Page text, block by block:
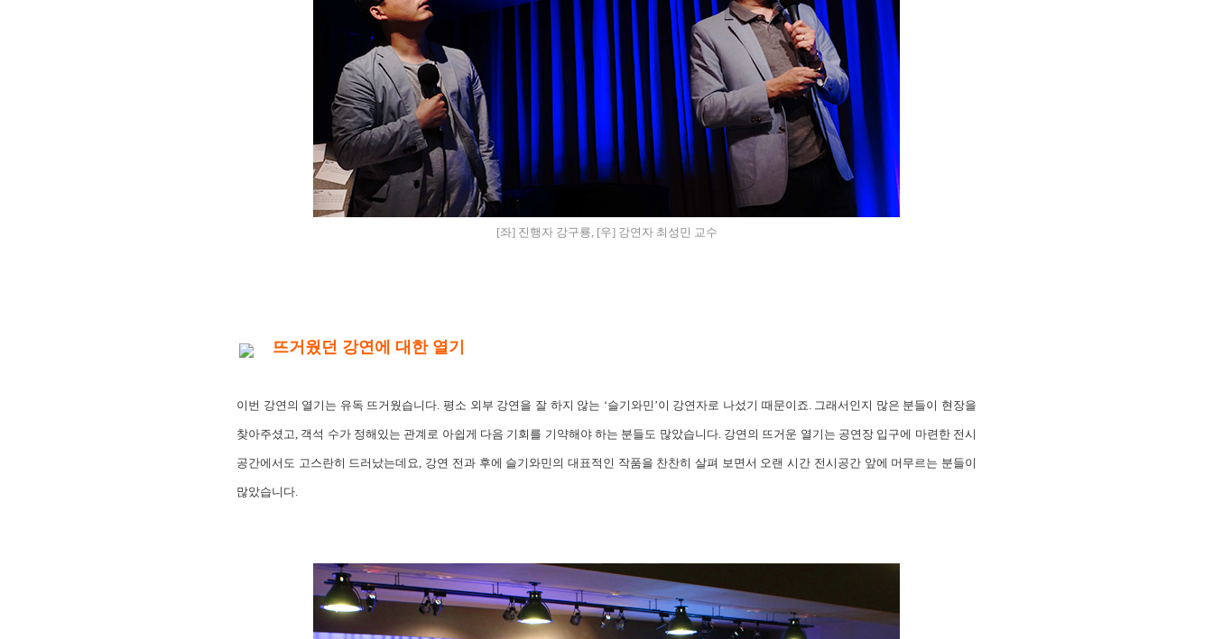
[좌] 진행자 강구룡, [우] 강연자 최성민 교수
뜨거웠던 강연에 대한 열기
이번 강연의 열기는 유독 뜨거웠습니다. 평소 외부 강연을 잘 하지 않는 ‘슬기와민’이 강연자로 나섰기 때문이죠. 그래서인지 많은 분들이 현장을
찾아주셨고, 객석 수가 정해있는 관계로 아쉽게 다음 기회를 기약해야 하는 분들도 많았습니다. 강연의 뜨거운 열기는 공연장 입구에 마련한 전시
공간에서도 고스란히 드러났는데요, 강연 전과 후에 슬기와민의 대표적인 작품을 찬찬히 살펴 보면서 오랜 시간 전시공간 앞에 머무르는 분들이
많았습니다.